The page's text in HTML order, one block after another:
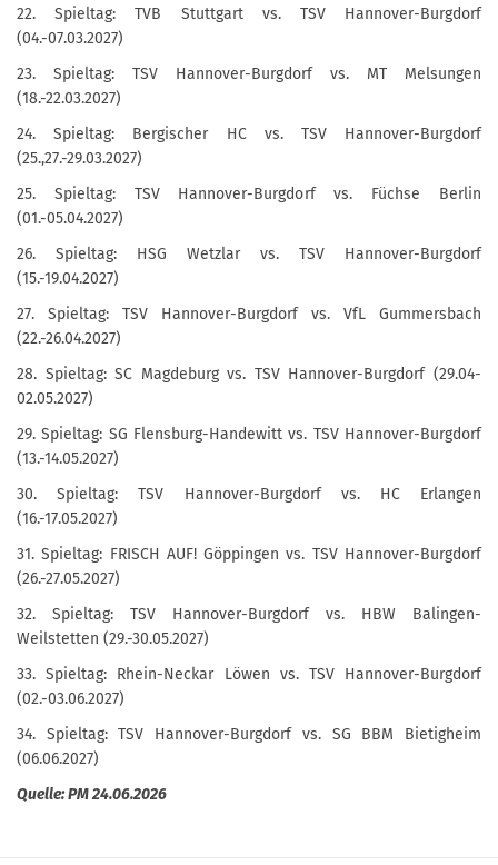
22. Spieltag: TVB Stuttgart vs. TSV Hannover-Burgdorf
(04.-07.03.2027)
23. Spieltag: TSV Hannover-Burgdorf vs. MT Melsungen
(18.-22.03.2027)
24. Spieltag: Bergischer HC vs. TSV Hannover-Burgdorf
(25.,27.-29.03.2027)
25. Spieltag: TSV Hannover-Burgdorf vs. Füchse Berlin
(01.-05.04.2027)
26. Spieltag: HSG Wetzlar vs. TSV Hannover-Burgdorf
(15.-19.04.2027)
27. Spieltag: TSV Hannover-Burgdorf vs. VfL Gummersbach
(22.-26.04.2027)
28. Spieltag: SC Magdeburg vs. TSV Hannover-Burgdorf (29.04-
02.05.2027)
29. Spieltag: SG Flensburg-Handewitt vs. TSV Hannover-Burgdorf
(13.-14.05.2027)
30. Spieltag: TSV Hannover-Burgdorf vs. HC Erlangen
(16.-17.05.2027)
31. Spieltag: FRISCH AUF! Göppingen vs. TSV Hannover-Burgdorf
(26.-27.05.2027)
32. Spieltag: TSV Hannover-Burgdorf vs. HBW Balingen-
Weilstetten (29.-30.05.2027)
33. Spieltag: Rhein-Neckar Löwen vs. TSV Hannover-Burgdorf
(02.-03.06.2027)
34. Spieltag: TSV Hannover-Burgdorf vs. SG BBM Bietigheim
(06.06.2027)
Quelle: PM 24.06.2026